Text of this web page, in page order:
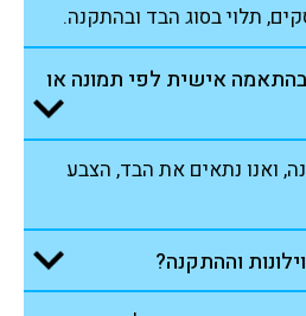
בהתאמה אישית לפי תמונה או
ואנו נתאים את הבד, הצבע
וההתקנה?